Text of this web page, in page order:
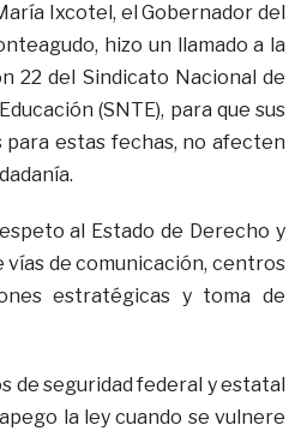
Ixcotel, el Gobernador del
hizo un llamado a la
22 del Sindicato Nacional de
(SNTE), para que sus
para estas fechas, no afecten
al Estado de Derecho y
vías de comunicación, centros
estratégicas y toma de
de seguridad federal y estatal
la ley cuando se vulnere